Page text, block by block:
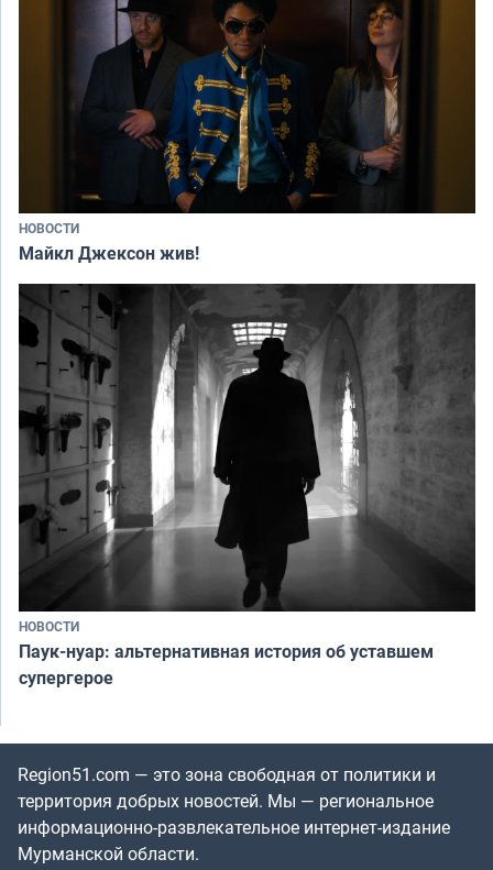
НОВОСТИ
Майкл Джексон жив!
НОВОСТИ
Паук-нуар: альтернативная история об уставшем
супергерое
Region51.com — это зона свободная от политики и
территория добрых новостей. Мы — региональное
информационно-развлекательное интернет-издание
Мурманской области.